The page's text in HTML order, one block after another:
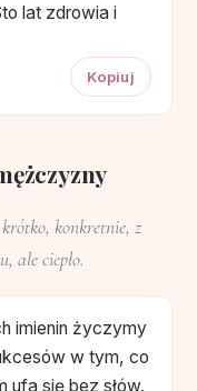
lat zdrowia i
Kopiuj
konkretnie, z
ale ciepło.
imienin życzymy
w tym, co
ufa się bez słów.